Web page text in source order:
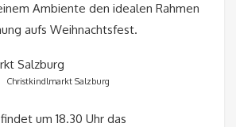
Ambiente den idealen Rahmen
aufs Weihnachtsfest.
Christkindlmarkt Salzburg
um 18.30 Uhr das